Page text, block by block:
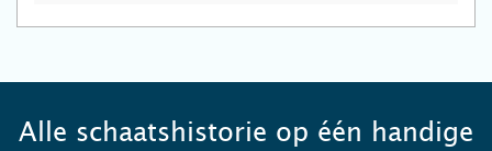
Alle schaatshistorie op één handige